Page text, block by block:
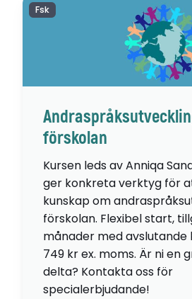
förskolan
Kursen leds av Anniqa
ger konkreta verktyg för
kunskap om
förskolan. Flexibel start,
månader med avslutande
749 kr ex. moms. Är ni en
delta? Kontakta oss för
specialerbjudande!
Fsk